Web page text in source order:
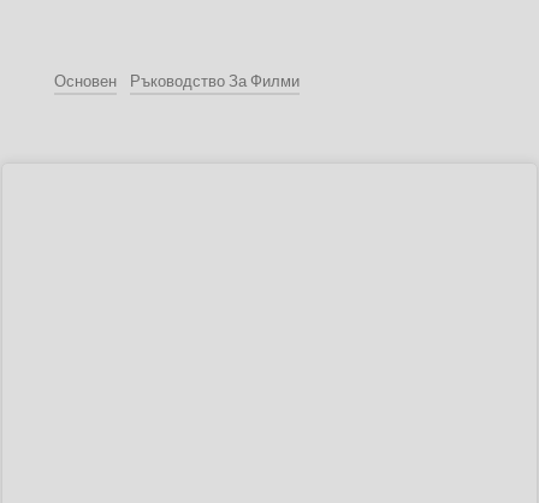
Основен Ръководство За Филми